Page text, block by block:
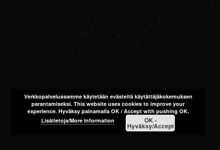
Verkkopalvelussamme käytetään evästeitä käytättäjäkokemuksen
parantamiseksi. This website uses cookies to improve your
experience. Hyväksy painamalla OK / Accept with pushing OK.
Lisätietoja/More Information
OK -
Hyväksy/Accept